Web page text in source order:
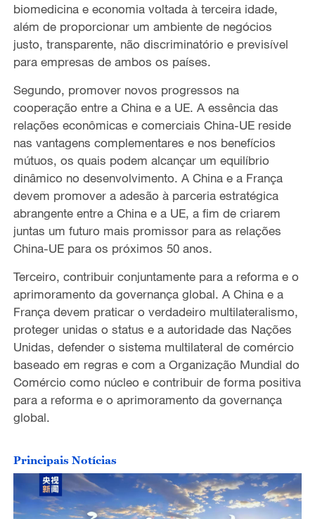
biomedicina e economia voltada à terceira idade,
além de proporcionar um ambiente de negócios
justo, transparente, não discriminatório e previsível
para empresas de ambos os países.
Segundo, promover novos progressos na
cooperação entre a China e a UE. A essência das
relações econômicas e comerciais China-UE reside
nas vantagens complementares e nos benefícios
mútuos, os quais podem alcançar um equilíbrio
dinâmico no desenvolvimento. A China e a França
devem promover a adesão à parceria estratégica
abrangente entre a China e a UE, a fim de criarem
juntas um futuro mais promissor para as relações
China-UE para os próximos 50 anos.
Terceiro, contribuir conjuntamente para a reforma e o
aprimoramento da governança global. A China e a
França devem praticar o verdadeiro multilateralismo,
proteger unidas o status e a autoridade das Nações
Unidas, defender o sistema multilateral de comércio
baseado em regras e com a Organização Mundial do
Comércio como núcleo e contribuir de forma positiva
para a reforma e o aprimoramento da governança
global.
Principais Notícias